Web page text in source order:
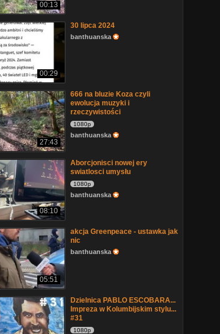
00:13
00:29
30 lipca 2024
banthuanska
27:43
666 na bluzie Koza czyli
ewolucja muzyki i
rzeczywistości
1080p
banthuanska
08:10
Aborcjonisci nowej ery
swiatlosci umysłu
1080p
banthuanska
05:51
akcja Greenpeace - ustawka jak
nic
banthuanska
Dzielnica PABLO ESCOBARA...
Impreza w Kolumbijskim stylu...
#31
1080p